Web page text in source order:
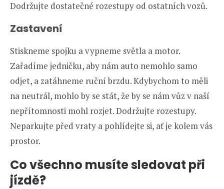
Dodržujte dostatečné rozestupy od ostatních vozů.
Zastavení
Stiskneme spojku a vypneme světla a motor.
Zařadíme jedničku, aby nám auto nemohlo samo
odjet, a zatáhneme ruční brzdu. Kdybychom to měli
na neutrál, mohlo by se stát, že by se nám vůz v naší
nepřítomnosti mohl rozjet. Dodržujte rozestupy.
Neparkujte před vraty a pohlídejte si, ať je kolem vás
prostor.
Co všechno musíte sledovat při
jízdě?